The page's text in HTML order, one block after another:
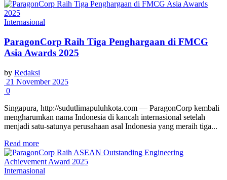
Internasional
ParagonCorp Raih Tiga Penghargaan di FMCG
Asia Awards 2025
by Redaksi
21 November 2025
0
Singapura, http://sudutlimapuluhkota.com — ParagonCorp kembali
mengharumkan nama Indonesia di kancah internasional setelah
menjadi satu-satunya perusahaan asal Indonesia yang meraih tiga...
Read more
Internasional